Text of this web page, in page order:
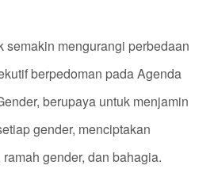
semakin mengurangi perbedaan
berpedoman pada Agenda
berupaya untuk menjamin
gender, menciptakan
gender, dan bahagia.